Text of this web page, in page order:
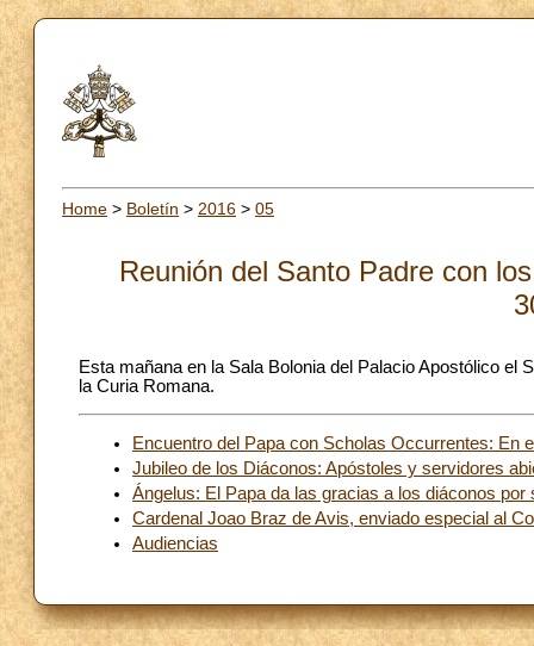
Home > Boletín > 2016 > 05
Reunión del Santo Padre con
Esta mañana en la Sala Bolonia del Palacio Apostólico el
la Curia Romana.
Encuentro del Papa con Scholas Occurrentes: En
Jubileo de los Diáconos: Apóstoles y servidores
Ángelus: El Papa da las gracias a los diáconos por
Cardenal Joao Braz de Avis, enviado especial al
Audiencias